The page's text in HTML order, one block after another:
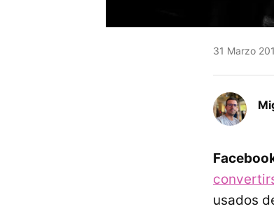
31 Marzo
usados